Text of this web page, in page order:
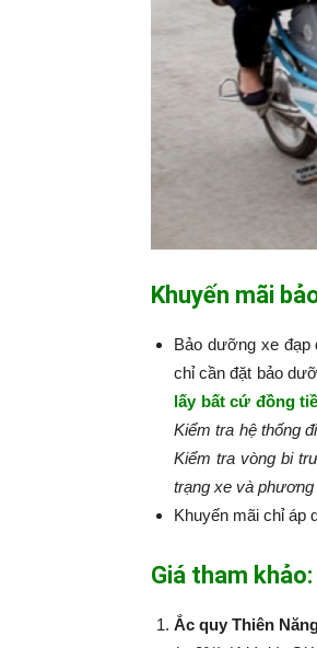
Khuyến mãi
Bảo dưỡng xe đạp
chỉ cần đặt bảo
lấy bất cứ đồng
Kiểm tra hệ thống
Kiểm tra vòng bi
trạng xe và
Khuyến mãi chỉ áp
Giá tham khảo:
Ắc quy Thiên